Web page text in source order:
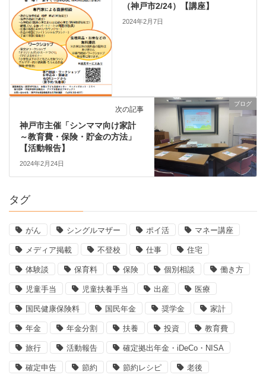
（神戸市2/24）【講座】
2024年2月7日
ブログ
次の記事
神戸市主催「シンママ向け家計
～教育費・保険・貯金の方法」
【活動報告】
2024年2月24日
タグ
がん シングルマザー ポイ活 マネー講座
メディア掲載 不登校 仕事 住宅
体験談 保育料 保険 個別相談 働き方
児童手当 児童扶養手当 出産 医療
国民健康保険料 国民年金 奨学金 家計
年金 年金分割 扶養 投資 教育費
旅行 活動報告 確定拠出年金・iDeCo・NISA
確定申告 節約 節約レシピ 老後